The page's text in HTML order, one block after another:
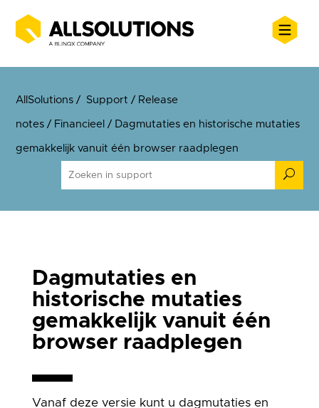
AllSolutions / Support/ Release
notes / Financieel / Dagmutaties en historische mutaties
gemakkelijk vanuit één browser raadplegen
U
Dagmutaties en
historische mutaties
gemakkelijk vanuit één
browser raadplegen
Vanaf deze versie kunt u dagmutaties en